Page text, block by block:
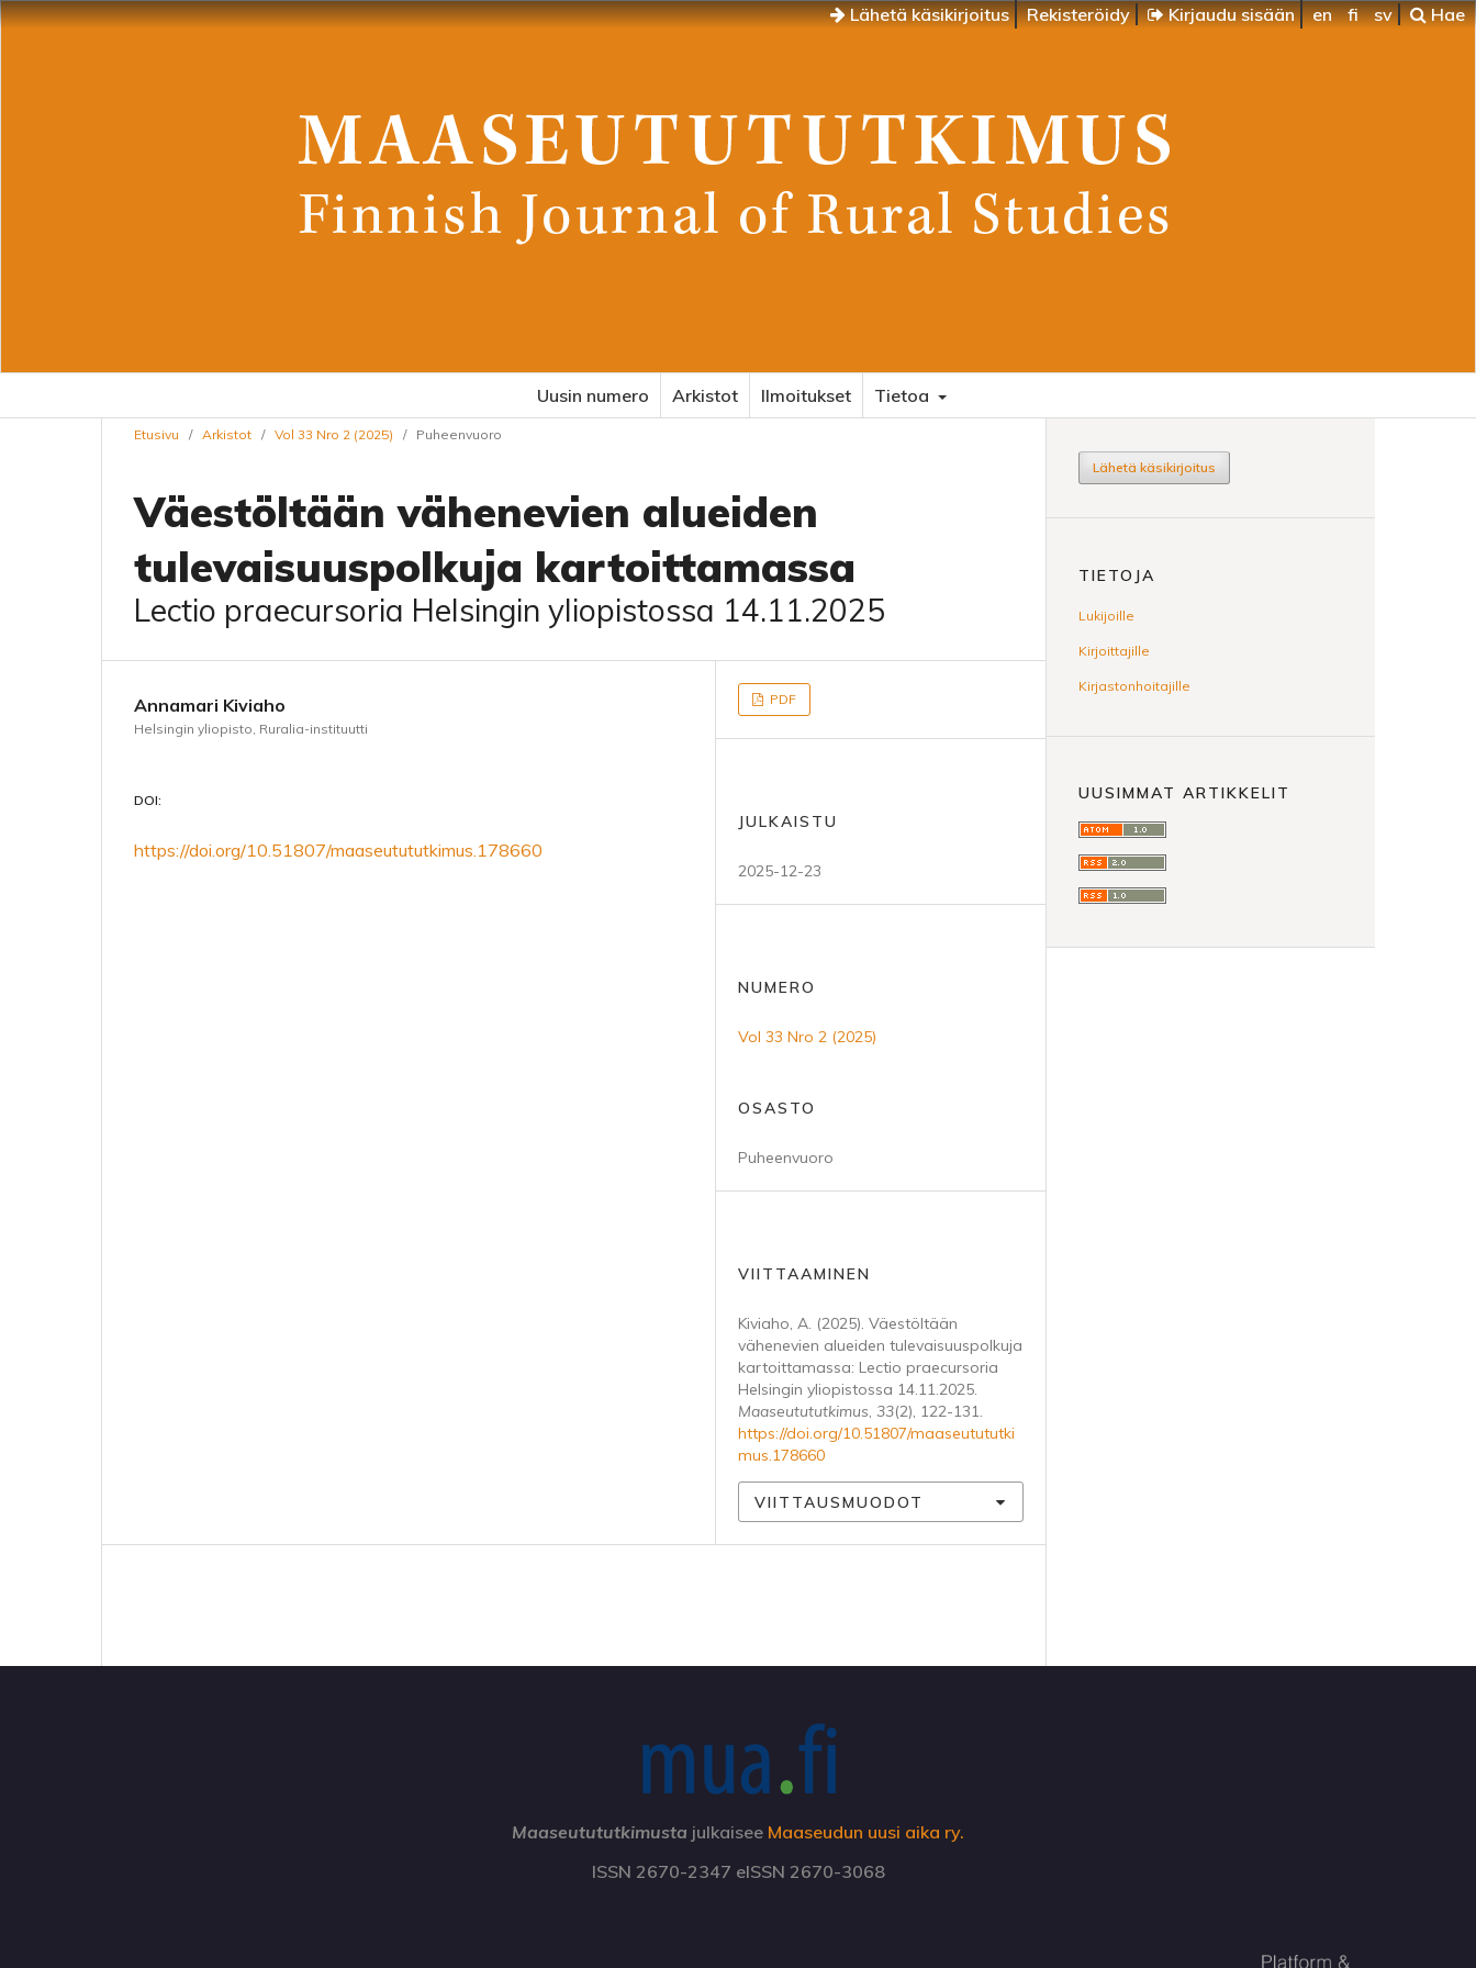
Lähetä käsikirjoitus Rekisteröidy Kirjaudu sisään en fi sv Hae
Uusin numero Arkistot Ilmoitukset Tietoa
Etusivu / Arkistot / Vol 33 Nro 2 (2025) / Puheenvuoro
Väestöltään vähenevien alueiden
tulevaisuuspolkuja kartoittamassa
Lectio praecursoria Helsingin yliopistossa 14.11.2025
Annamari Kiviaho
Helsingin yliopisto, Ruralia-instituutti
DOI:
https://doi.org/10.51807/maaseutututkimus.178660
PDF
JULKAISTU
2025-12-23
NUMERO
Vol 33 Nro 2 (2025)
OSASTO
Puheenvuoro
VIITTAAMINEN
Kiviaho, A. (2025). Väestöltään
vähenevien alueiden tulevaisuuspolkuja
kartoittamassa: Lectio praecursoria
Helsingin yliopistossa 14.11.2025.
Maaseutututkimus, 33(2), 122-131.
https://doi.org/10.51807/maaseutututki
mus.178660
VIITTAUSMUODOT
Lähetä käsikirjoitus
TIETOJA
Lukijoille
Kirjoittajille
Kirjastonhoitajille
UUSIMMAT ARTIKKELIT
Maaseutututkimusta julkaisee Maaseudun uusi aika ry.
ISSN 2670-2347 eISSN 2670-3068